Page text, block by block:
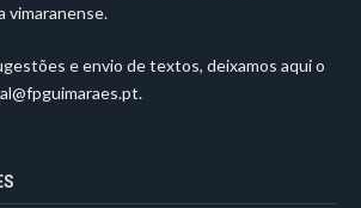
vimaranense.
e envio de textos, deixamos aqui o
.